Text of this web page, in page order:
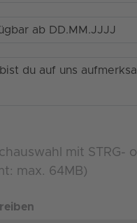
mit STRG-
max. 64MB)